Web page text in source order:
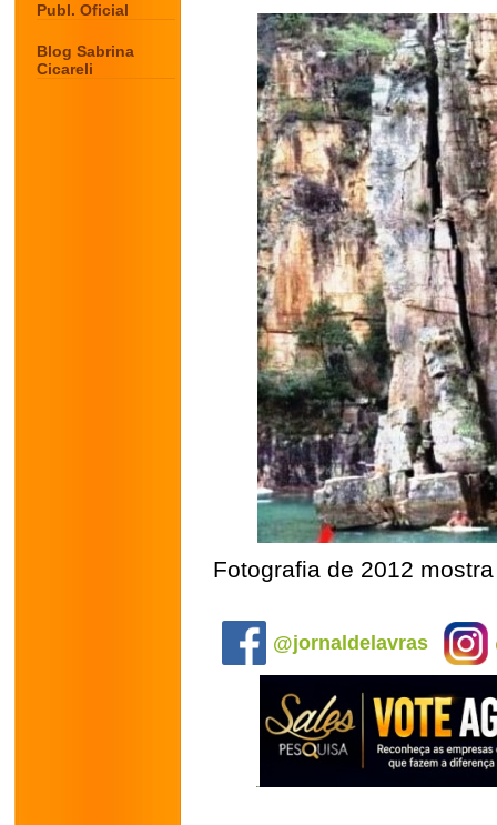
Publ. Oficial
Blog Sabrina
Cicareli
Fotografia de 2012
@jornaldelavras